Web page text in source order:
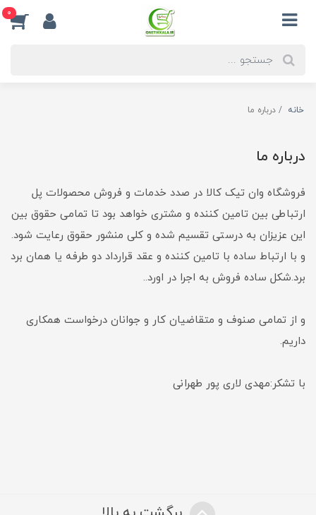
0
خانه درباره ما
درباره ما
فروشگاه وان تیک کالا در صدد خدمات و فروش محصولات پل
ارتباطی بین تامین کننده و مشتری خواهد بود تا تمامی حقوق بین
این عزیزان به درستی تقسیم شده و کلی منشور حقوق رعایت شود.
و با ارتباط ساده با تامین کننده و عقد قرارداد دو طرفه یا همان برد
برد.شکل ساده فروش به اجرا در اورد..
و از تمامی صنوف و متقاضیان کار و جوانان درخواست همکاری
داریم.
با تشکر:مهدی لاری پور طهرانی